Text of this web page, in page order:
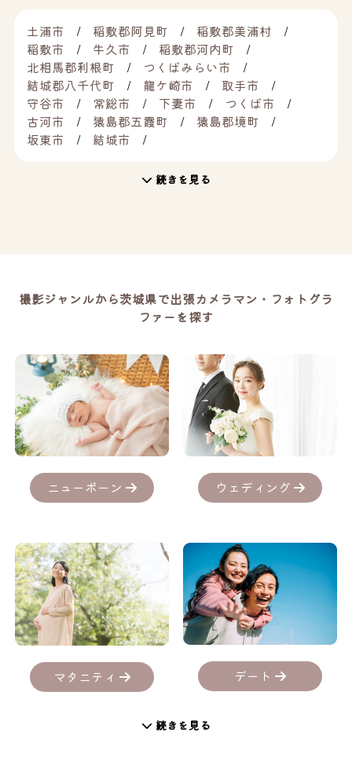
土浦市 稲敷郡阿見町
稲敷郡美浦村
稲敷市
牛久市
稲敷郡河内町
北相馬郡利根町
つくばみらい市
結城郡八千代町
龍ケ崎市
取手市
守谷市
常総市 下妻市
つくば市
古河市
猿島郡五霞町
猿島郡境町
坂東市
結城市
続きを見る
撮影ジャンルから茨城県で出張カメラマン・フォトグラ
ファーを探す
ニューボーン ウェディング
マタニティ デート
続きを見る